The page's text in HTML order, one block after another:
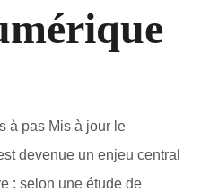
à pas Mis à jour le
devenue un enjeu central
: selon une étude de